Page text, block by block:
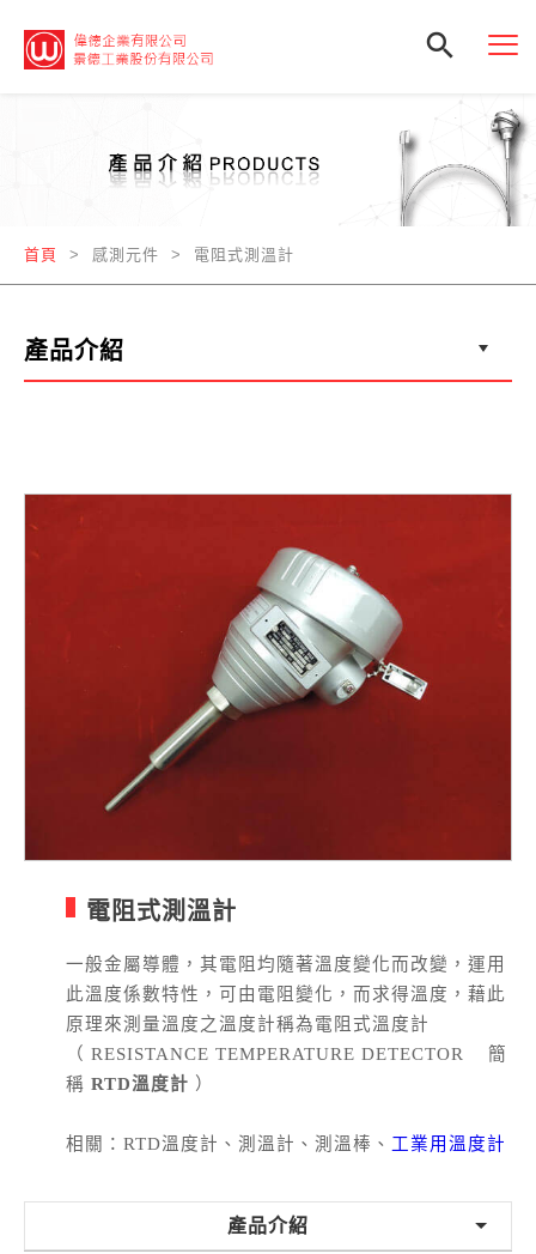

首頁 > 感測元件 > 電阻式測溫計
產品介紹
電阻式測溫計
一般金屬導體，其電阻均隨著溫度變化而改變，運用
此溫度係數特性，可由電阻變化，而求得溫度，藉此
原理來測量溫度之溫度計稱為電阻式溫度計
（ RESISTANCE TEMPERATURE DETECTOR
簡
稱 RTD溫度計 ）
相關：RTD溫度計、測溫計、測溫棒 、 工業用溫度計
產品介紹